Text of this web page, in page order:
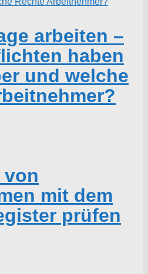
arbeiten –
haben
und welche
von
mit dem
prüfen